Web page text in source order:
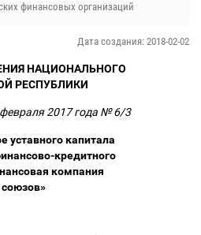
финансовых организаций
Дата создания: 2018-02-02
НАЦИОНАЛЬНОГО
РЕСПУБЛИКИ
2017 года № 6/3
капитала
кредитного
компания